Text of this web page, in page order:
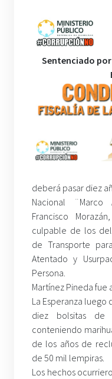
Sentenciado
deberá pasar diez
Nacional
Francisco
culpable de los
de Transporte
Atentado y
Persona.
Martínez Pineda fue
La Esperanza
diez bolsitas de
conteniendo
de los años de
de 50 mil lempiras.
Los hechos